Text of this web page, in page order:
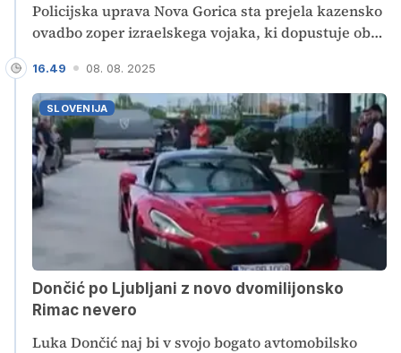
Policijska uprava Nova Gorica sta prejela kazensko
ovadbo zoper izraelskega vojaka, ki dopustuje ob
izhajalo, da je bil vojak s svojo brigado dejaven v
Gazi.
SLOVENIJA
16.49 08. 08. 2025
Dončić po Ljubljani z novo dvomilijonsko
Rimac nevero
Luka Dončić naj bi v svojo bogato avtomobilsko